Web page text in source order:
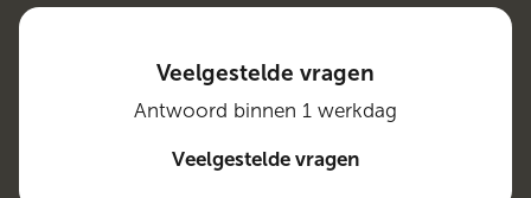
Veelgestelde vragen
Antwoord binnen 1 werkdag
Veelgestelde vragen